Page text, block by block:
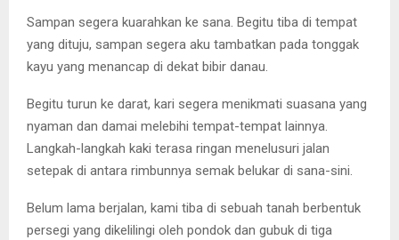
Sampan segera kuarahkan ke sana. Begitu tiba di tempat
yang dituju, sampan segera aku tambatkan pada tonggak
kayu yang menancap di dekat bibir danau.
Begitu turun ke darat, kari segera menikmati suasana yang
nyaman dan damai melebihi tempat-tempat lainnya.
Langkah-langkah kaki terasa ringan menelusuri jalan
setepak di antara rimbunnya semak belukar di sana-sini.
Belum lama berjalan, kami tiba di sebuah tanah berbentuk
persegi yang dikelilingi oleh pondok dan gubuk di tiga